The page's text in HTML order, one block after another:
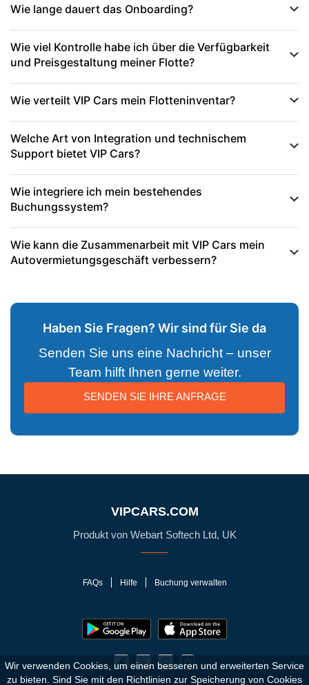
Wie lange dauert das Onboarding?
Wie viel Kontrolle habe ich über die Verfügbarkeit
und Preisgestaltung meiner Flotte?
Wie verteilt VIP Cars mein Flotteninventar?
Welche Art von Integration und technischem
Support bietet VIP Cars?
Wie integriere ich mein bestehendes
Buchungssystem?
Wie kann die Zusammenarbeit mit VIP Cars mein
Autovermietungsgeschäft verbessern?
Haben Sie Fragen? Wir sind für Sie da
Senden Sie uns eine Nachricht – unser
Team hilft Ihnen gerne weiter.
SENDEN SIE IHRE ANFRAGE
VIPCARS.COM
Produkt von Webart Softech Ltd, UK
FAQs Hilfe Buchung verwalten
Wir verwenden Cookies, um einen besseren und erweiterten Service
zu bieten. Sind Sie mit den Richtlinien zur Speicherung von Cookies